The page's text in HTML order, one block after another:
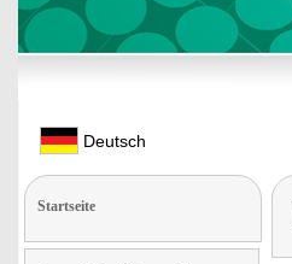
Deutsch
Startseite